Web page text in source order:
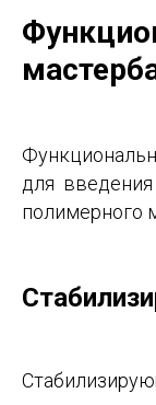
для
полимерного